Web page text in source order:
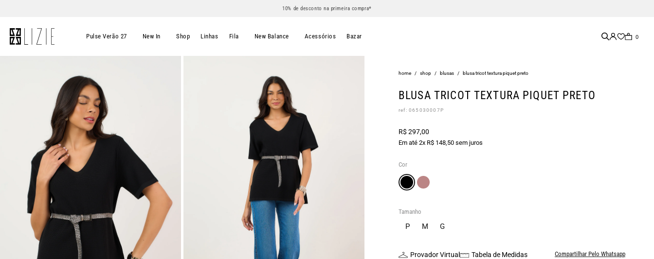
10% de desconto na primeira compra*
0
Pulse Verão 27 New In Shop Linhas Fila New Balance Acessórios Bazar
home / shop / blusas / blusa tricot textura piquet preto
BLUSA TRICOT TEXTURA PIQUET PRETO
ref: 065030007P
R$ 297,00
Em até 2x R$ 148,50 sem juros
Cor
Tamanho
P M G
Provador Virtual Tabela de Medidas Compartilhar Pelo Whatsapp